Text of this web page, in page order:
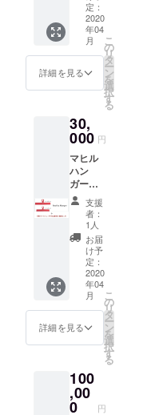
ルのサ
イン』
を入れ
ます。
さら
に、
ことを
願うお
守り』
を差し
上げま
す（マ
ヒルに
よる手
り）。
備考欄
に皆さ
まの
「〇〇
がした
い！」
や
い！」
などの
夢をご
ハン
ガーの
色＞ 全
て1色を
選択可
定：
2020
年04
月
詳細を見る
こ
の
リ
タ
ー
ン
を
選
択
す
る
30,
000 円
マヒル
ハン
ガー
（おと
な用10
個＋こ
ども用
10個）
＋オン
ライン
ショッ
プの
ホーム
ページ
上に支
援者と
名前を
表示 ＜
ハン
支援
者：
1人
お届
け予
定：
2020
年04
月
詳細を見る
こ
の
リ
タ
ー
ン
を
選
択
す
る
100
,00
0 円